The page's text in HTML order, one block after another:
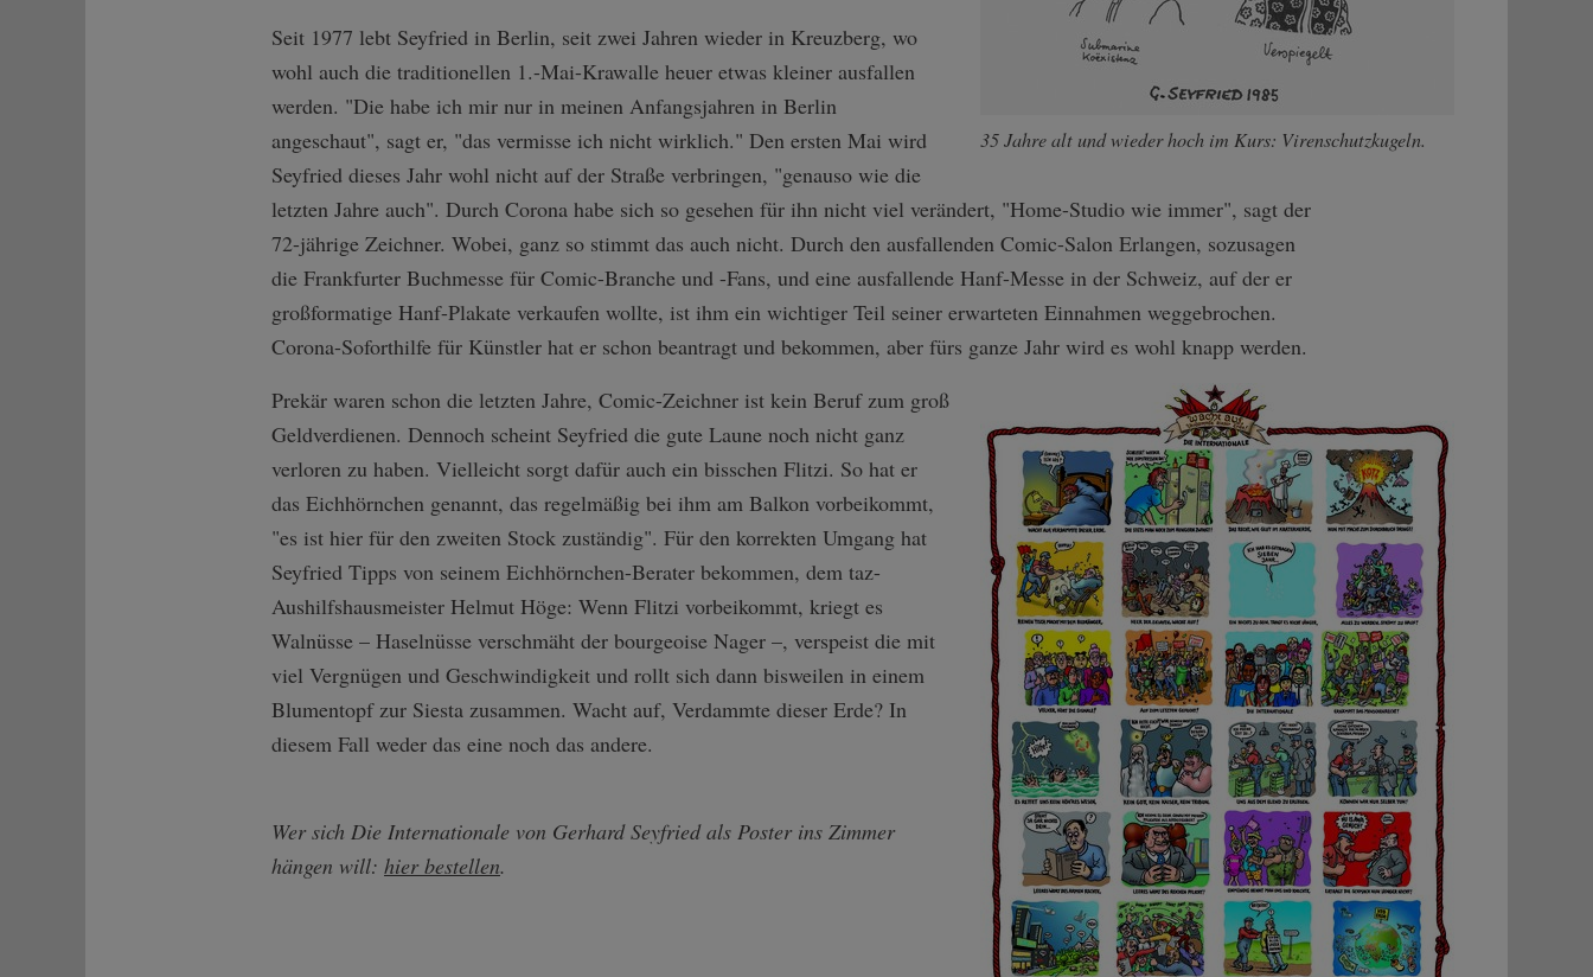
35 Jahre alt und wieder hoch im Kurs: Virenschutzkugeln.
Seit 1977 lebt Seyfried in Berlin, seit zwei Jahren wieder in Kreuzberg, wo
wohl auch die traditionellen 1.-Mai-Krawalle heuer etwas kleiner ausfallen
werden. "Die habe ich mir nur in meinen Anfangsjahren in Berlin
angeschaut", sagt er, "das vermisse ich nicht wirklich." Den ersten Mai wird
Seyfried dieses Jahr wohl nicht auf der Straße verbringen, "genauso wie die
letzten Jahre auch". Durch Corona habe sich so gesehen für ihn nicht viel verändert, "Home-Studio wie immer", sagt der
72-jährige Zeichner. Wobei, ganz so stimmt das auch nicht. Durch den ausfallenden Comic-Salon Erlangen, sozusagen
die Frankfurter Buchmesse für Comic-Branche und -Fans, und eine ausfallende Hanf-Messe in der Schweiz, auf der er
großformatige Hanf-Plakate verkaufen wollte, ist ihm ein wichtiger Teil seiner erwarteten Einnahmen weggebrochen.
Corona-Soforthilfe für Künstler hat er schon beantragt und bekommen, aber fürs ganze Jahr wird es wohl knapp werden.
Prekär waren schon die letzten Jahre, Comic-Zeichner ist kein Beruf zum groß
Geldverdienen. Dennoch scheint Seyfried die gute Laune noch nicht ganz
verloren zu haben. Vielleicht sorgt dafür auch ein bisschen Flitzi. So hat er
das Eichhörnchen genannt, das regelmäßig bei ihm am Balkon vorbeikommt,
"es ist hier für den zweiten Stock zuständig". Für den korrekten Umgang hat
Seyfried Tipps von seinem Eichhörnchen-Berater bekommen, dem taz-
Aushilfshausmeister Helmut Höge: Wenn Flitzi vorbeikommt, kriegt es
Walnüsse – Haselnüsse verschmäht der bourgeoise Nager –, verspeist die mit
viel Vergnügen und Geschwindigkeit und rollt sich dann bisweilen in einem
Blumentopf zur Siesta zusammen. Wacht auf, Verdammte dieser Erde? In
diesem Fall weder das eine noch das andere.
Wer sich Die Internationale von Gerhard Seyfried als Poster ins Zimmer
hängen will: hier bestellen.